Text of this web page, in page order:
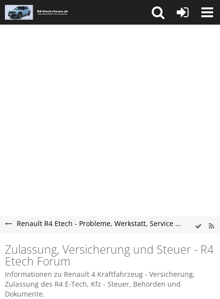
Renault R4 Etech - Probleme, Werkstatt, Service und Tipps
Zulassung, Versicherung und Steuer - R4
Etech Forum
Informationen zu Renault 4 Kraftfahrzeug - Versicherung,
Zulassung des R4 E-Tech, Kfz - Steuer, Behörden und
Dokumente.